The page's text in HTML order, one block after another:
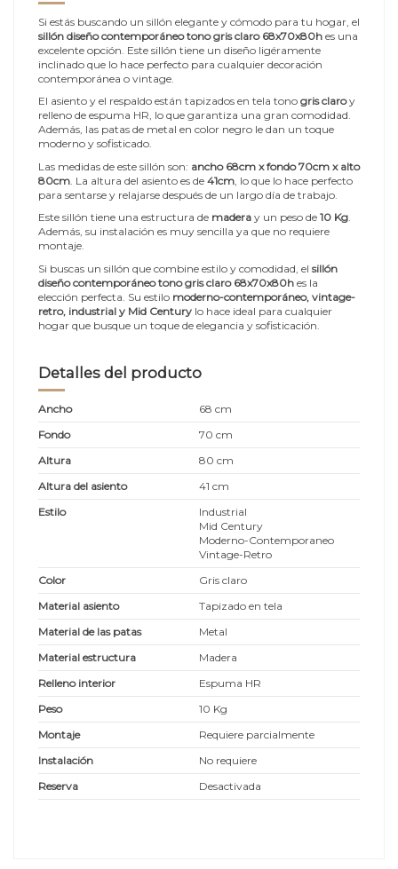
Si estás buscando un sillón elegante y cómodo para tu hogar, el
sillón diseño contemporáneo tono gris claro 68x70x80h es una
excelente opción. Este sillón tiene un diseño ligéramente
inclinado que lo hace perfecto para cualquier decoración
contemporánea o vintage.
El asiento y el respaldo están tapizados en tela tono gris claroy
relleno de espuma HR, lo que garantiza una gran comodidad.
Además, las patas de metal en color negro le dan un toque
moderno y sofisticado.
Las medidas de este sillón son: ancho 68cm x fondo 70cm x alto
80cm . La altura del asiento es de 41cm , lo que lo hace perfecto
para sentarse y relajarse después de un largo día de trabajo.
Este sillón tiene una estructura de madera y un peso de 10 Kg.
Además, su instalación es muy sencilla ya que no requiere
montaje.
Si buscas un sillón que combine estilo y comodidad, el sillón
diseño contemporáneo tono gris claro 68x70x80h es la
elección perfecta. Su estilo moderno-contemporáneo, vintage-
retro, industrial y Mid Century lo hace ideal para cualquier
hogar que busque un toque de elegancia y sofisticación.
Detalles del producto
Ancho
68 cm
Fondo
70 cm
Altura
80 cm
Altura del asiento
41 cm
Estilo
Industrial
Mid Century
Moderno-Contemporaneo
Vintage-Retro
Color
Gris claro
Material asiento
Tapizado en tela
Material de las patas
Metal
Material estructura
Madera
Relleno interior
Espuma HR
Peso
10 Kg
Montaje
Requiere parcialmente
Instalación
No requiere
Reserva
Desactivada